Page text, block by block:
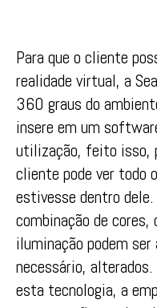
Para que o cliente
realidade virtual, a
360 graus do
insere em um
utilização, feito isso,
cliente pode ver todo
estivesse dentro
combinação de
iluminação podem ser
necessário,
esta tecnologia, a